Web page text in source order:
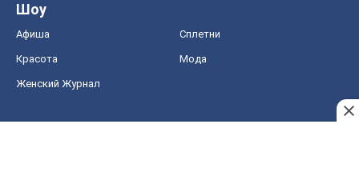
Шоу
Афиша Сплетни
Красота Мода
Женский Журнал